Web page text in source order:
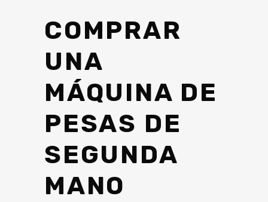
COMPRAR
UNA
MÁQUINA DE
PESAS DE
SEGUNDA
MANO